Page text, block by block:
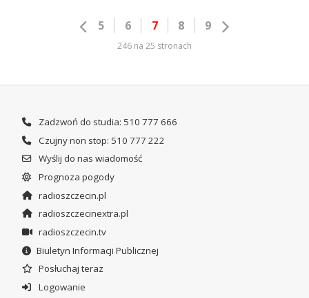
5 6 7 8 9
246 na 25 stronach
Zadzwoń do studia: 510 777 666
Czujny non stop: 510 777 222
Wyślij do nas wiadomość
Prognoza pogody
radioszczecin.pl
radioszczecinextra.pl
radioszczecin.tv
Biuletyn Informacji Publicznej
Posłuchaj teraz
Logowanie